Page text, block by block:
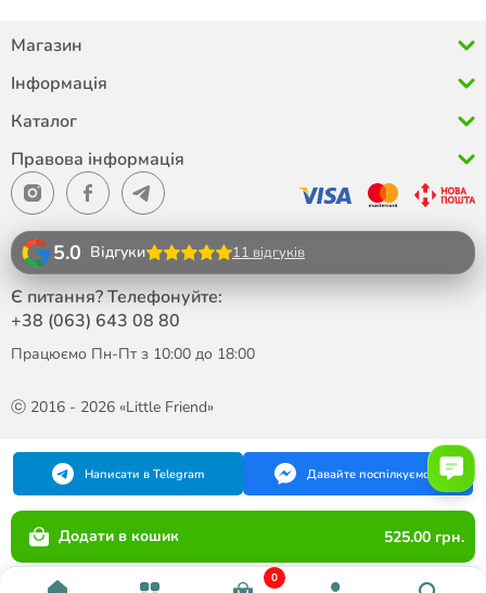
0
Додати в кошик 525.00 грн.
Магазин
Інформація
Каталог
Правова інформація
ⓒ 2016 - 2026 «Little Friend»
5.0 Відгуки 11 відгуків
Є питання? Телефонуйте:
+38 (063) 643 08 80
Працюємо Пн-Пт з 10:00 до 18:00
Написати в Telegram Давайте поспілкуємося